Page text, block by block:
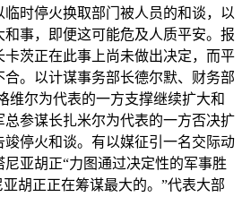
时停火换取部门被人员的和谈，以
事，即便这可能危及人质平安。报
茨正在此事上尚未做出决定，而平
。以计谋事务部长德尔默、财务部
维尔为代表的一方支撑继续扩大和
参谋长扎米尔为代表的一方否决扩
停火和谈。有以媒征引一名交际动
亚胡正“力图通过决定性的军事胜
胡正正在筹谋最大的。”代表大部